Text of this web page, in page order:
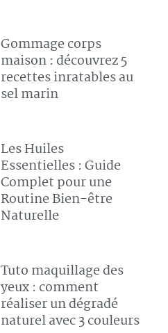
Gommage corps
maison : découvrez 5
recettes inratables au
sel marin
Les Huiles
Essentielles : Guide
Complet pour une
Routine Bien-être
Naturelle
Tuto maquillage des
yeux : comment
réaliser un dégradé
naturel avec 3 couleurs